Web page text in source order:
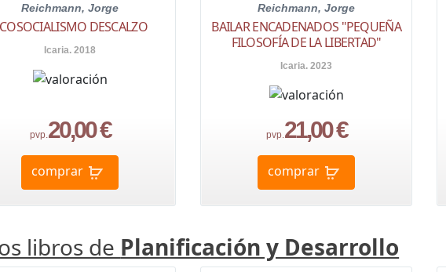
Reichmann, Jorge
DESCALZO
Icaria. 2018
pvp. 20,00 €
comprar
Reichmann, Jorge
BAILAR ENCADENADOS "PEQUEÑA
FILOSOFÍA DE LA LIBERTAD"
Icaria. 2023
pvp. 21,00 €
comprar
libros de Planificación y Desarrollo